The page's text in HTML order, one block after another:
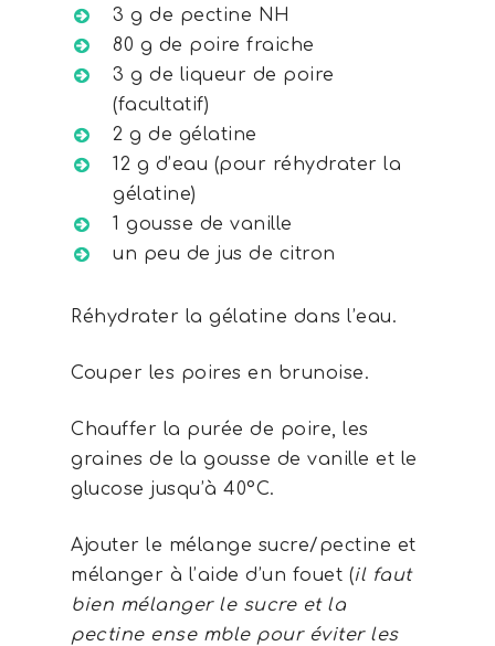
3 g de pectine NH
80 g de poire fraiche
3 g de liqueur de poire
(facultatif)
2 g de gélatine
12 g d’eau (pour réhydrater la
gélatine)
1 gousse de vanille
un peu de jus de citron
Réhydrater la gélatine dans l’eau.
Couper les poires en brunoise.
Chauffer la purée de poire, les
graines de la gousse de vanille et le
glucose jusqu’à 40°C.
Ajouter le mélange sucre/pectine et
mélanger à l’aide d’un fouet (il faut
bien mélanger le sucre et la
pectine ense mble pour éviter les